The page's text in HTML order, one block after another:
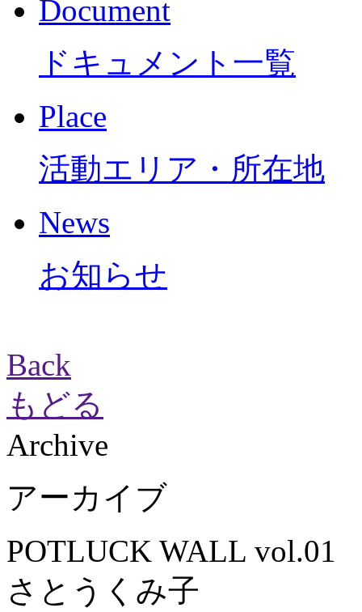
Document
ドキュメント一覧
Place
活動エリア・所在地
News
お知らせ
Back
もどる
Archive
アーカイブ
POTLUCK WALL vol.01
さとうくみ子